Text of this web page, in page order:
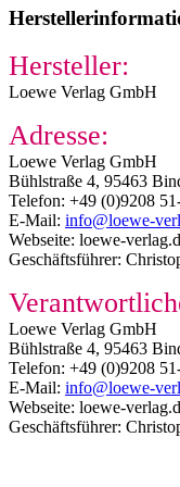
Hersteller:
Loewe Verlag GmbH
Adresse:
Loewe Verlag GmbH
Bühlstraße 4, 95463
Telefon: +49 (0)9208
E-Mail: info@loewe-
Webseite: loewe-
Geschäftsführer:
Loewe Verlag GmbH
Bühlstraße 4, 95463
Telefon: +49 (0)9208
E-Mail: info@loewe-
Webseite: loewe-
Geschäftsführer: